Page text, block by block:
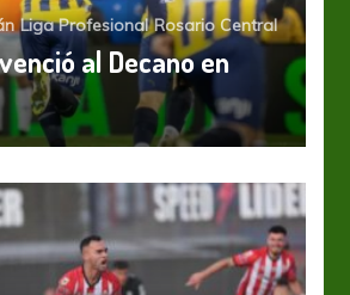
Liga Profesional Rosario Central
al Decano en